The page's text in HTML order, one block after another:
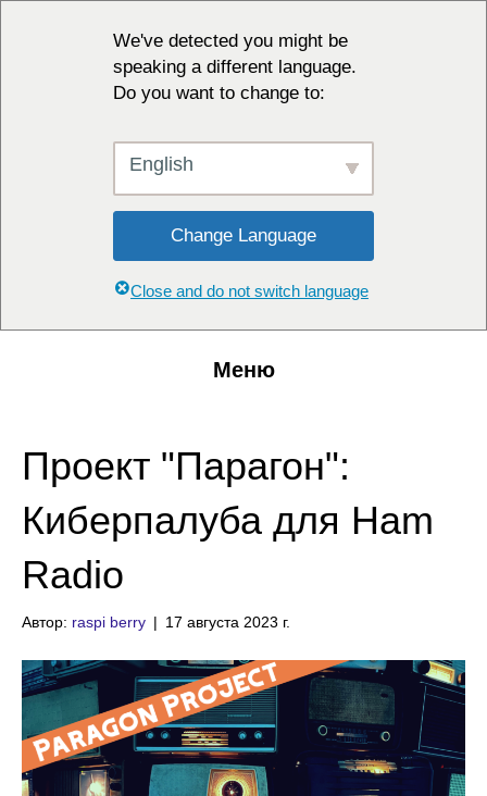
We've detected you might be
speaking a different language.
Do you want to change to:
English
Change Language
Close and do not switch language
Меню
Проект "Парагон":
Киберпалуба для Ham
Radio
Автор: raspi berry | 17 августа 2023 г.